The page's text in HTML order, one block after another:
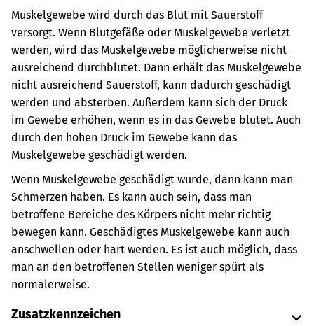
Muskelgewebe wird durch das Blut mit Sauerstoff
versorgt. Wenn Blutgefäße oder Muskelgewebe verletzt
werden, wird das Muskelgewebe möglicherweise nicht
ausreichend durchblutet. Dann erhält das Muskelgewebe
nicht ausreichend Sauerstoff, kann dadurch geschädigt
werden und absterben. Außerdem kann sich der Druck
im Gewebe erhöhen, wenn es in das Gewebe blutet. Auch
durch den hohen Druck im Gewebe kann das
Muskelgewebe geschädigt werden.
Wenn Muskelgewebe geschädigt wurde, dann kann man
Schmerzen haben. Es kann auch sein, dass man
betroffene Bereiche des Körpers nicht mehr richtig
bewegen kann. Geschädigtes Muskelgewebe kann auch
anschwellen oder hart werden. Es ist auch möglich, dass
man an den betroffenen Stellen weniger spürt als
normalerweise.
Zusatzkennzeichen